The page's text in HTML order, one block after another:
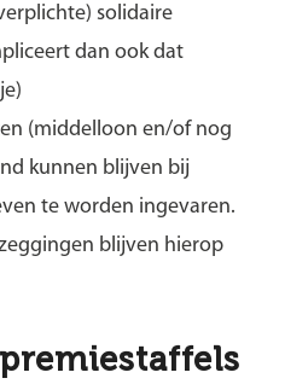
solidaire
dan ook dat
(middelloon en/of nog
kunnen blijven bij
te worden ingevaren.
blijven hierop